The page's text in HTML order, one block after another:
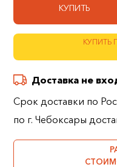
КУПИТЬ
КУПИТЬ
Доставка не
Срок доставки по
по г. Чебоксары